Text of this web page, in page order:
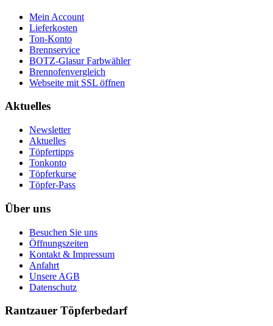
Mein Account
Lieferkosten
Ton-Konto
Brennservice
BOTZ-Glasur Farbwähler
Brennofenvergleich
Webseite mit SSL öffnen
Aktuelles
Newsletter
Aktuelles
Töpfertipps
Tonkonto
Töpferkurse
Töpfer-Pass
Über uns
Besuchen Sie uns
Öffnungszeiten
Kontakt & Impressum
Anfahrt
Unsere AGB
Datenschutz
Rantzauer Töpferbedarf